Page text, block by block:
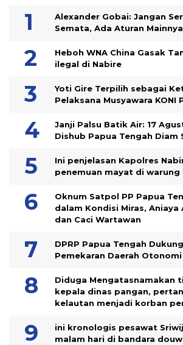
Alexander Gobai: Jangan
Semata, Ada Aturan Mainnya
Heboh WNA China Gasak
ilegal di Nabire
Yoti Gire Terpilih sebagai
Pelaksana Musyawara KONI
Janji Palsu Batik Air: 17
Dishub Papua Tengah Diam
Ini penjelasan Kapolres
penemuan mayat di
Oknum Satpol PP Papua
dalam Kondisi Miras, Aniaya
dan Caci Wartawan
DPRP Papua Tengah
Pemekaran Daerah Otonomi
Diduga Mengatasnamakan
kepala dinas pangan,
kelautan menjadi korban
ini kronologis pesawat
malam hari di bandara